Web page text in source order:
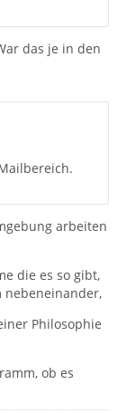
das je in den
arbeiten
die es so gibt,
nebeneinander,
Philosophie
ob es